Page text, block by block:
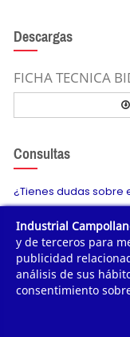
Descargas
FICHA TECNICA
Consultas
¿Tienes dudas sobre
Envíanos tu
Industrial
y de terceros para
publicidad
análisis de sus
consentimiento